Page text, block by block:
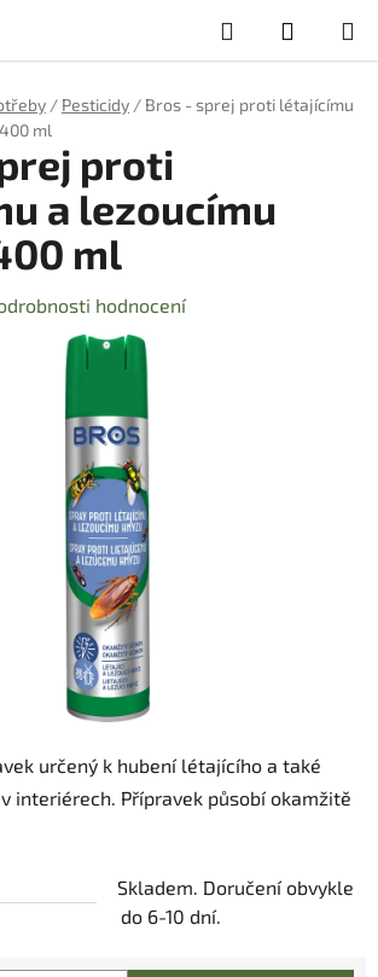
Hledat
KOŠÍK
/ Pesticidy / Bros - sprej proti létajícímu
ml
určený k hubení létajícího a také
interiérech. Přípravek působí okamžitě
Skladem. Doručení obvykle
do 6-10 dní.
proti
a lezoucímu
ml
hodnocení